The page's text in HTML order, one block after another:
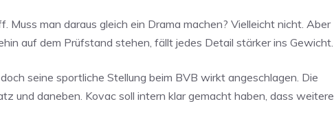
Muss man daraus gleich ein Drama machen? Vielleicht nicht. Aber
auf dem Prüfstand stehen, fällt jedes Detail stärker ins Gewicht.
seine sportliche Stellung beim BVB wirkt angeschlagen. Die
und daneben. Kovac soll intern klar gemacht haben, dass weitere